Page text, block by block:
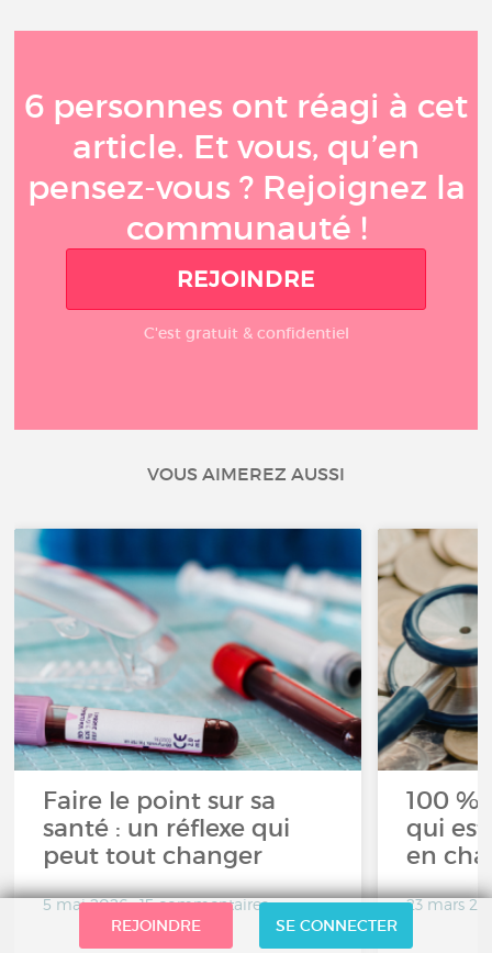
6 personnes ont réagi à cet
article. Et vous, qu’en
pensez-vous ? Rejoignez la
communauté !
REJOINDRE
C'est gratuit & confidentiel
VOUS AIMEREZ AUSSI
Faire le point sur sa
santé : un réflexe qui
peut tout changer
5 mai 2026 • 15 commentaires
100 %
qui
en
23 mars
REJOINDRE SE CONNECTER